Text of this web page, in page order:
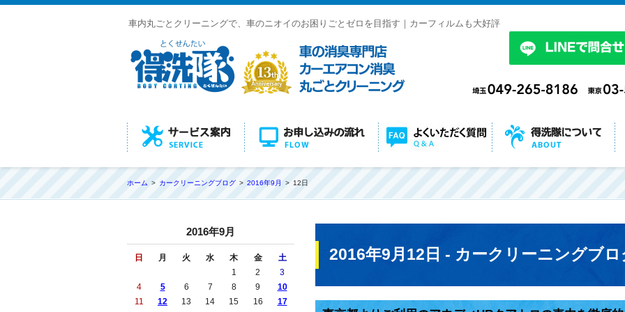
車内丸ごとクリーニングで、車のニオイのお困りごとゼロを目指す｜カーフィルムも大好評
ホーム カークリーニングブログ 2016年9月 12日
2016年9月12日 - カークリーニングブロ
2016年9月
日 月 火 水 木 金
土
1
2
3
4
5 6 7 8 9
10
11
12 13 14 15 16
17